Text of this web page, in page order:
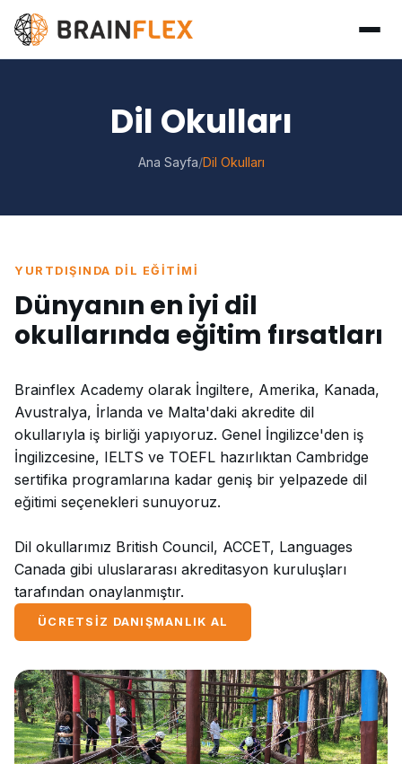
Dil Okulları
Ana Sayfa/Dil Okulları
YURTDIŞINDA DIL EĞITIMI
Dünyanın en iyi dil
okullarında eğitim fırsatları
Brainflex Academy olarak İngiltere, Amerika, Kanada,
Avustralya, İrlanda ve Malta'daki akredite dil
okullarıyla iş birliği yapıyoruz. Genel İngilizce'den iş
İngilizcesine, IELTS ve TOEFL hazırlıktan Cambridge
sertifika programlarına kadar geniş bir yelpazede dil
eğitimi seçenekleri sunuyoruz.
Dil okullarımız British Council, ACCET, Languages
Canada gibi uluslararası akreditasyon kuruluşları
tarafından onaylanmıştır.
ÜCRETSIZ DANIŞMANLIK AL